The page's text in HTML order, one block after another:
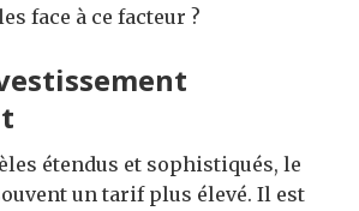
face à ce facteur ?
étendus et sophistiqués, le
un tarif plus élevé. Il est